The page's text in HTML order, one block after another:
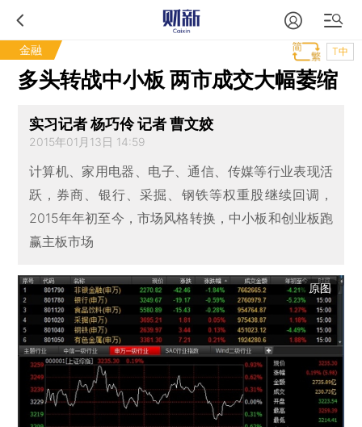
金融 T中
多头转战中小板 两市成交大幅萎缩
实习记者 杨巧伶 记者 曹文姣
2015年01月13日 14:59
计算机、家用电器、电子、通信、传媒等行业表现活
跃，券商、银行、采掘、钢铁等权重股继续回调，
2015年年初至今，市场风格转换，中小板和创业板跑
赢主板市场
原图